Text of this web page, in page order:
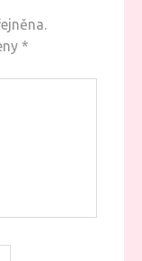
*